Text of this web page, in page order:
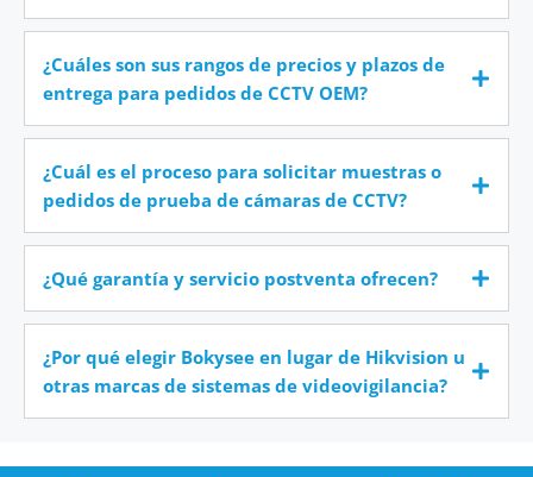
¿Cuáles son sus rangos de precios y plazos de
entrega para pedidos de CCTV OEM?
¿Cuál es el proceso para solicitar muestras o
pedidos de prueba de cámaras de CCTV?
¿Qué garantía y servicio postventa ofrecen?
¿Por qué elegir Bokysee en lugar de Hikvision u
otras marcas de sistemas de videovigilancia?